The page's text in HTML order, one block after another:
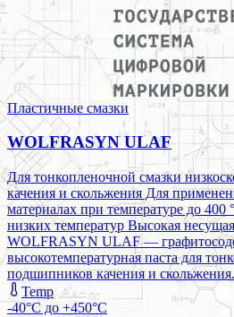
Пластичные смазки
WOLFRASYN ULAF
Для тонкопленочной смазки
качения и скольжения Для
материалах при температуре до 400
низких температур Высокая
WOLFRASYN ULAF —
высокотемпературная паста для
подшипников качения и скольжения.
Temp
-40°C до +450°C